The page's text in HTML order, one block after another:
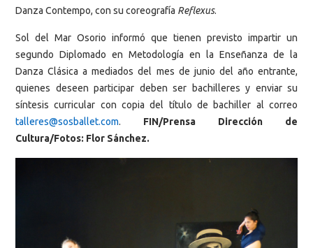
Danza Contempo, con su coreografía Reflexus.
Sol del Mar Osorio informó que tienen previsto impartir un
segundo Diplomado en Metodología en la Enseñanza de la
Danza Clásica a mediados del mes de junio del año entrante,
quienes deseen participar deben ser bachilleres y enviar su
síntesis curricular con copia del título de bachiller al correo
talleres@sosballet.com. FIN/Prensa Dirección de
Cultura/Fotos: Flor Sánchez.